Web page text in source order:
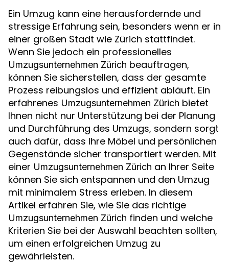
Ein Umzug kann eine herausfordernde und
stressige Erfahrung sein, besonders wenn er in
einer großen Stadt wie Zürich stattfindet.
Wenn Sie jedoch ein professionelles
Umzugsunternehmen Zürich beauftragen,
können Sie sicherstellen, dass der gesamte
Prozess reibungslos und effizient abläuft. Ein
erfahrenes Umzugsunternehmen Zürich bietet
Ihnen nicht nur Unterstützung bei der Planung
und Durchführung des Umzugs, sondern sorgt
auch dafür, dass Ihre Möbel und persönlichen
Gegenstände sicher transportiert werden. Mit
einer Umzugsunternehmen Zürich an Ihrer Seite
können Sie sich entspannen und den Umzug
mit minimalem Stress erleben. In diesem
Artikel erfahren Sie, wie Sie das richtige
Umzugsunternehmen Zürich finden und welche
Kriterien Sie bei der Auswahl beachten sollten,
um einen erfolgreichen Umzug zu
gewährleisten.